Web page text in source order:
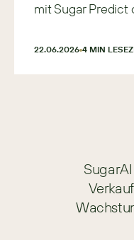
mit Sugar Predict
22.06.2026 4 MIN